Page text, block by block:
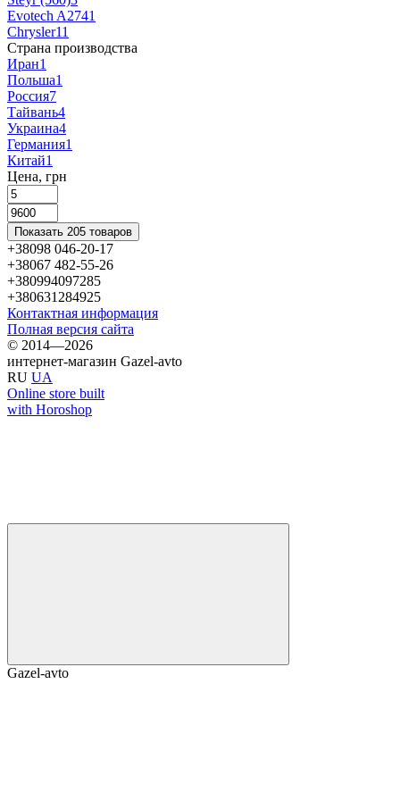
Evotech A2741
Chrysler11
Страна производства
Иран1
Польша1
Россия7
Тайвань4
Украина4
Германия1
Китай1
Цена, грн
Показать 205 товаров
+38098 046-20-17
+38067 482-55-26
+380994097285
+380631284925
Контактная информация
Полная версия сайта
© 2014—2026
интернет-магазин Gazel-avto
RU UA
Online store built
with Horoshop
Gazel-avto